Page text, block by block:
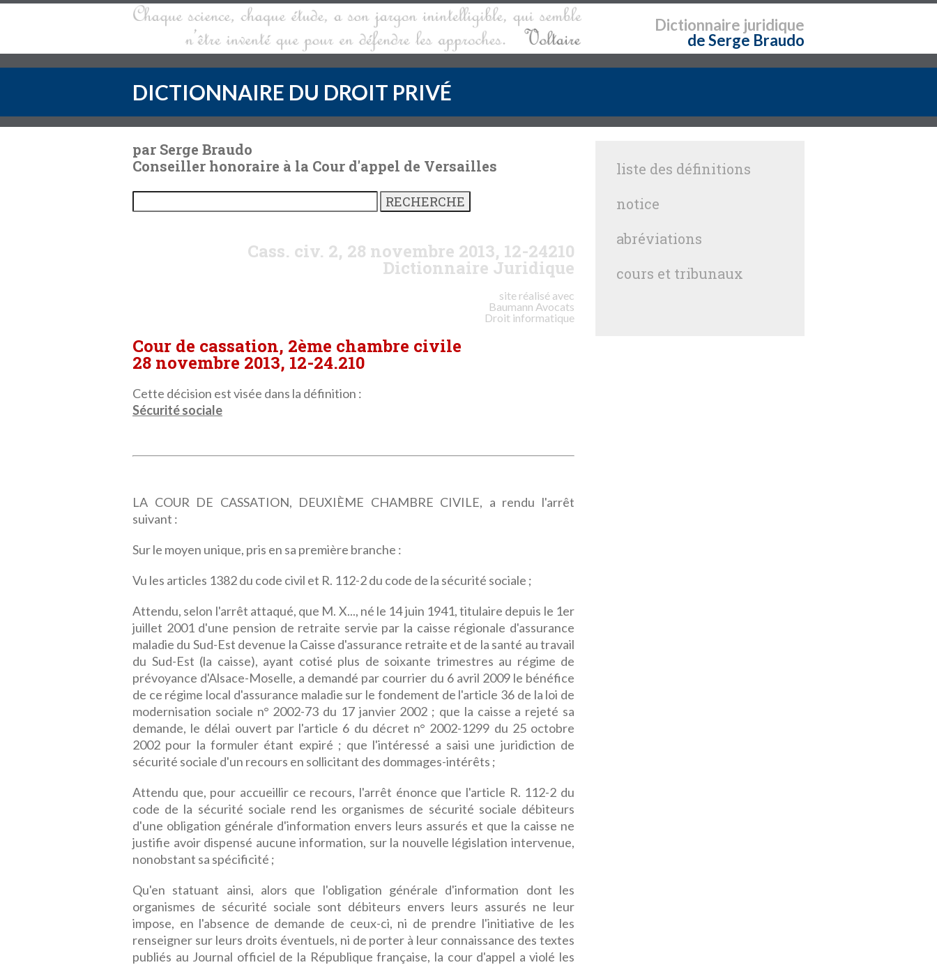
Dictionnaire juridique
de Serge Braudo
DICTIONNAIRE DU DROIT PRIVÉ
par Serge Braudo
Conseiller honoraire à la Cour d'appel de Versailles
Cass. civ. 2, 28 novembre 2013, 12-24210
Dictionnaire Juridique
site réalisé avec
Baumann Avocats
Droit informatique
Cour de cassation, 2ème chambre civile
28 novembre 2013, 12-24.210
Cette décision est visée dans la définition :
Sécurité sociale
LA COUR DE CASSATION, DEUXIÈME CHAMBRE CIVILE, a rendu l'arrêt
suivant :
Sur le moyen unique, pris en sa première branche :
Vu les articles 1382 du code civil et R. 112-2 du code de la sécurité sociale ;
Attendu, selon l'arrêt attaqué, que M. X..., né le 14 juin 1941, titulaire depuis le 1er
juillet 2001 d'une pension de retraite servie par la caisse régionale d'assurance
maladie du Sud-Est devenue la Caisse d'assurance retraite et de la santé au travail
du Sud-Est (la caisse), ayant cotisé plus de soixante trimestres au régime de
prévoyance d'Alsace-Moselle, a demandé par courrier du 6 avril 2009 le bénéfice
de ce régime local d'assurance maladie sur le fondement de l'article 36 de la loi de
modernisation sociale n° 2002-73 du 17 janvier 2002 ; que la caisse a rejeté sa
demande, le délai ouvert par l'article 6 du décret n° 2002-1299 du 25 octobre
2002 pour la formuler étant expiré ; que l'intéressé a saisi une juridiction de
sécurité sociale d'un recours en sollicitant des dommages-intérêts ;
Attendu que, pour accueillir ce recours, l'arrêt énonce que l'article R. 112-2 du
code de la sécurité sociale rend les organismes de sécurité sociale débiteurs
d'une obligation générale d'information envers leurs assurés et que la caisse ne
justifie avoir dispensé aucune information, sur la nouvelle législation intervenue,
nonobstant sa spécificité ;
Qu'en statuant ainsi, alors que l'obligation générale d'information dont les
organismes de sécurité sociale sont débiteurs envers leurs assurés ne leur
impose, en l'absence de demande de ceux-ci, ni de prendre l'initiative de les
renseigner sur leurs droits éventuels, ni de porter à leur connaissance des textes
publiés au Journal officiel de la République française, la cour d'appel a violé les
liste des définitions
notice
abréviations
cours et tribunaux